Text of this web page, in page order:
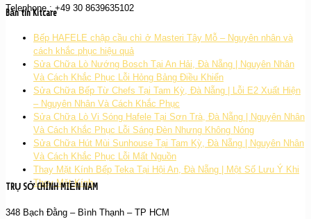
Telephone : +49 30 8639635102
Bản tin Kitcare
Bếp HAFELE chập cầu chì ở Masteri Tây Mỗ – Nguyên nhân và
cách khắc phục hiệu quả
Sửa Chữa Lò Nướng Bosch Tại An Hải, Đà Nẵng | Nguyên Nhân
Và Cách Khắc Phục Lỗi Hỏng Bảng Điều Khiển
Sửa Chữa Bếp Từ Chefs Tại Tam Kỳ, Đà Nẵng | Lỗi E2 Xuất Hiện
– Nguyên Nhân Và Cách Khắc Phục
Sửa Chữa Lò Vi Sóng Hafele Tại Sơn Trà, Đà Nẵng | Nguyên Nhân
Và Cách Khắc Phục Lỗi Sáng Đèn Nhưng Không Nóng
Sửa Chữa Hút Mùi Sunhouse Tại Tam Kỳ, Đà Nẵng | Nguyên Nhân
Và Cách Khắc Phục Lỗi Mất Nguồn
Thay Mặt Kính Bếp Teka Tại Hội An, Đà Nẵng | Một Số Lưu Ý Khi
Thay Mặt Kính
TRỤ SỞ CHÍNH MIỀN NAM
348 Bạch Đằng – Bình Thạnh – TP HCM